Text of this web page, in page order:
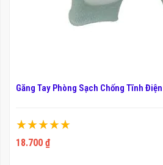
Găng Tay Phòng Sạch Chống Tĩnh
Xếp hạng:
100%
18.700 ₫